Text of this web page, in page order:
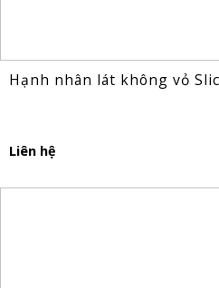
Hạnh nhân lát không vỏ
Liên hệ